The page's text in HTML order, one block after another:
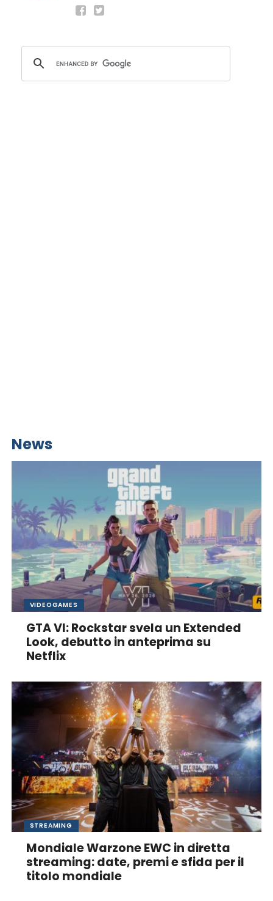
News
VIDEOGAMES
GTA VI: Rockstar svela un Extended
Look, debutto in anteprima su
Netflix
STREAMING
Mondiale Warzone EWC in diretta
streaming: date, premi e sfida per il
titolo mondiale